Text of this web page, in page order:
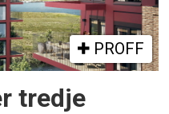
PROFF
tredje